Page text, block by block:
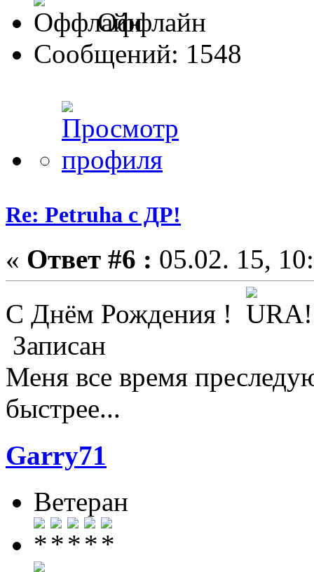
Оффлайн
Сообщений: 1548
Re: Petruha с ДР!
« Ответ #6 : 05.02. 15,
С Днём Рождения !
Записан
Меня все время
быстрее...
Garry71
Ветеран